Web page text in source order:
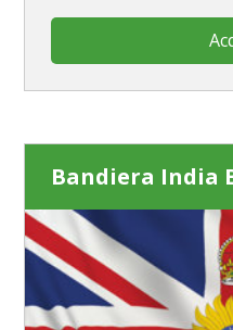
Bandiera India